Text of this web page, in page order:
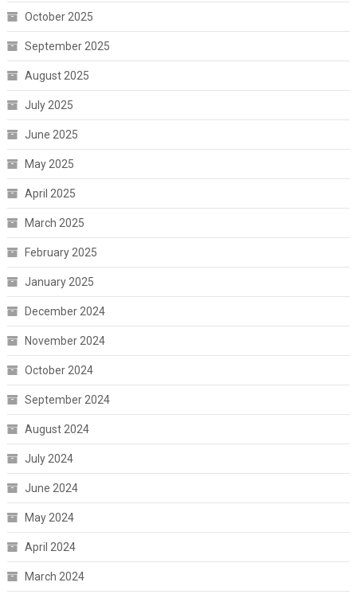
October 2025
September 2025
August 2025
July 2025
June 2025
May 2025
April 2025
March 2025
February 2025
January 2025
December 2024
November 2024
October 2024
September 2024
August 2024
July 2024
June 2024
May 2024
April 2024
March 2024